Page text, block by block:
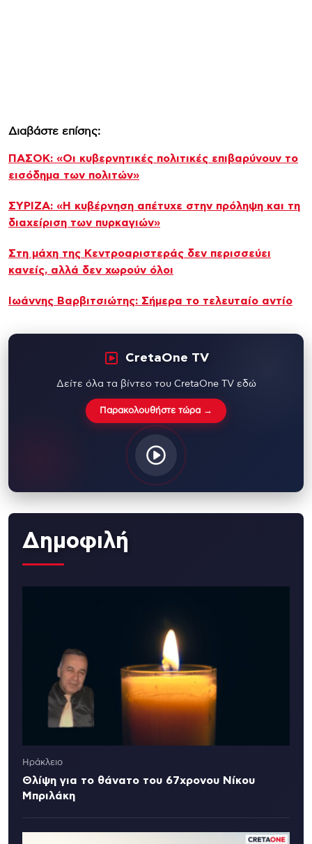
Διαβάστε επίσης:
ΠΑΣΟΚ: «Οι κυβερνητικές πολιτικές επιβαρύνουν το
εισόδημα των πολιτών»
ΣΥΡΙΖΑ: «Η κυβέρνηση απέτυχε στην πρόληψη και τη
διαχείριση των πυρκαγιών»
Στη μάχη της Κεντροαριστεράς δεν περισσεύει
κανείς, αλλά δεν χωρούν όλοι
Ιωάννης Βαρβιτσιώτης: Σήμερα το τελευταίο αντίο
CretaOne TV
Δείτε όλα τα βίντεο του CretaOne TV εδώ
Παρακολουθήστε τώρα →
Δημοφιλή
Ηράκλειο
Θλίψη για το θάνατο του 67χρονου Νίκου
Μπριλάκη